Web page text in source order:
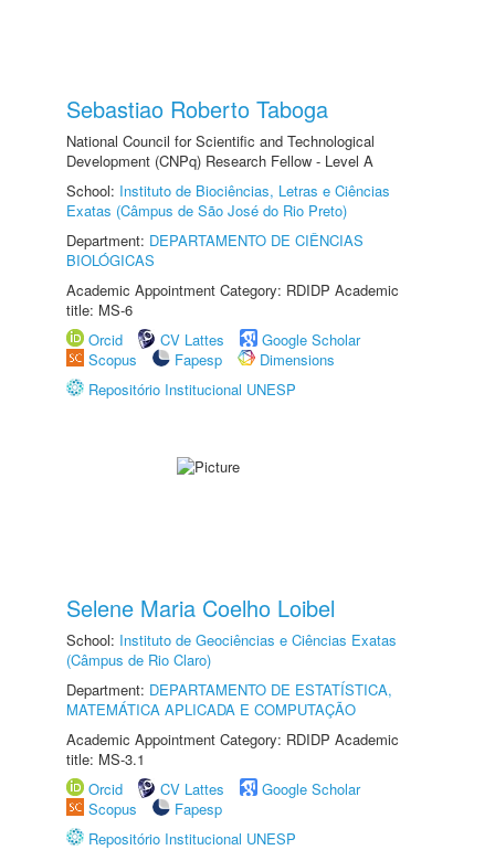
Sebastiao Roberto Taboga
National Council for Scientific and Technological
Development (CNPq) Research Fellow - Level A
School: Instituto de Biociências, Letras e Ciências
Exatas (Câmpus de São José do Rio Preto)
Department: DEPARTAMENTO DE CIÊNCIAS
BIOLÓGICAS
Academic Appointment Category: RDIDP Academic
title: MS-6
Orcid
CV Lattes
Google Scholar
Scopus
Fapesp
Dimensions
Repositório Institucional UNESP
Selene Maria Coelho Loibel
School: Instituto de Geociências e Ciências Exatas
(Câmpus de Rio Claro)
Department: DEPARTAMENTO DE ESTATÍSTICA,
MATEMÁTICA APLICADA E COMPUTAÇÃO
Academic Appointment Category: RDIDP Academic
title: MS-3.1
Orcid
CV Lattes
Google Scholar
Scopus
Fapesp
Repositório Institucional UNESP